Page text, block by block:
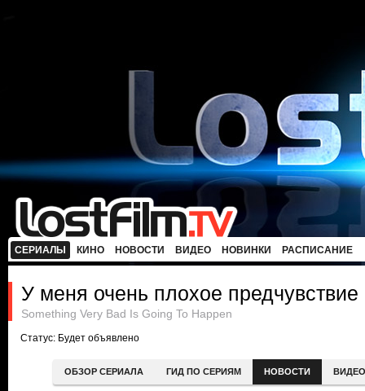
СЕРИАЛЫ КИНО НОВОСТИ ВИДЕО НОВИНКИ РАСПИСАНИЕ
У меня очень плохое предчувствие
Something Very Bad Is Going To Happen
Статус: Будет объявлено
ОБЗОР СЕРИАЛА ГИД ПО СЕРИЯМ НОВОСТИ ВИДЕО